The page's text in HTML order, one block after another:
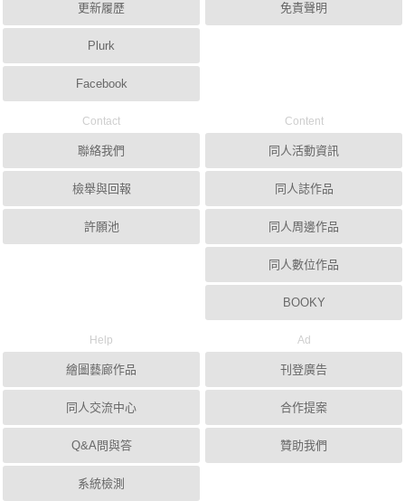
更新履歷
Plurk
Facebook
免責聲明
Contact
聯絡我們
檢舉與回報
許願池
Content
同人活動資訊
同人誌作品
同人周邊作品
同人數位作品
BOOKY
Help
繪圖藝廊作品
同人交流中心
Q&A問與答
系統檢測
Ad
刊登廣告
合作提案
贊助我們